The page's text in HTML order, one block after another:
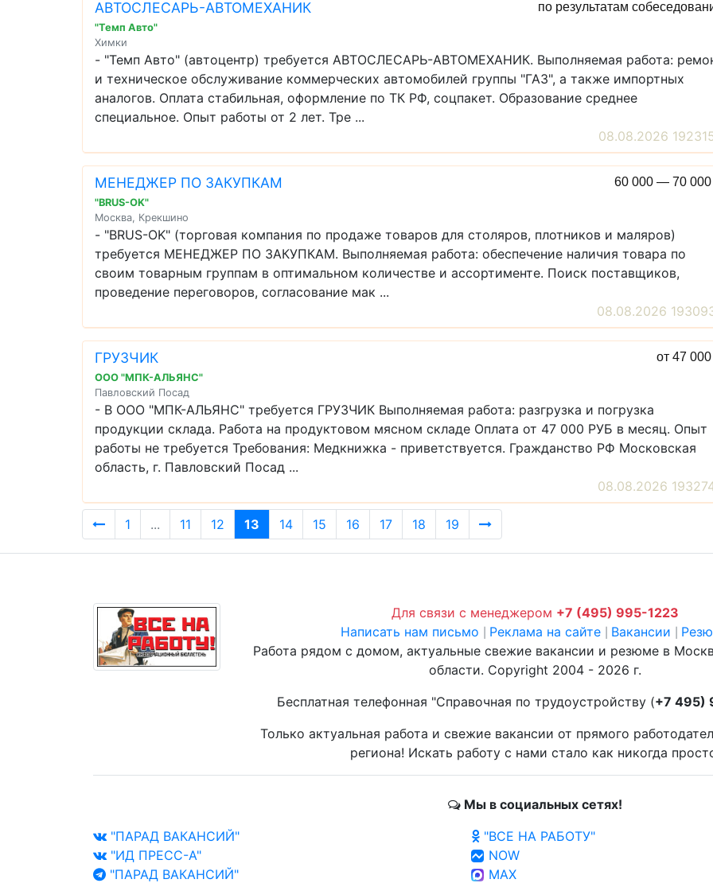
АВТОСЛЕСАРЬ-АВТОМЕХАНИК по результатам
"Темп Авто"
Химки
- "Темп Авто" (автоцентр) требуется АВТОСЛЕСАРЬ-АВТОМЕХАНИК. Выполняемая работа:
и техническое обслуживание коммерческих автомобилей группы "ГАЗ", а также импортных
аналогов. Оплата стабильная, оформление по ТК РФ, соцпакет. Образование среднее
специальное. Опыт работы от 2 лет. Тре ...
08.08.2026
МЕНЕДЖЕР ПО ЗАКУПКАМ 60 000 — 70 000
"BRUS-OK"
Москва, Крекшино
- "BRUS-OK" (торговая компания по продаже товаров для столяров, плотников и маляров)
требуется МЕНЕДЖЕР ПО ЗАКУПКАМ. Выполняемая работа: обеспечение наличия товара по
своим товарным группам в оптимальном количестве и ассортименте. Поиск поставщиков,
проведение переговоров, согласование мак ...
08.08.2026
ГРУЗЧИК от 47 000
ООО "МПК-АЛЬЯНС"
Павловский Посад
- В ООО "МПК-АЛЬЯНС" требуется ГРУЗЧИК Выполняемая работа: разгрузка и погрузка
продукции склада. Работа на продуктовом мясном складе Оплата от 47 000 РУБ в месяц. Опыт
работы не требуется Требования: Медкнижка - приветствуется. Гражданство РФ Московская
область, г. Павловский Посад ...
08.08.2026
1 ... 11 12 13 14 15 16 17 18 19
Для связи с менеджером +7 (495) 995-1223
Написать нам письмо
Реклама на сайте Вакансии
Работа рядом с домом, актуальные свежие вакансии и резюме в
области. Copyright 2004 - 2026 г.
Бесплатная телефонная "Справочная по трудоустройству (+7 495)
Только актуальная работа и свежие вакансии от прямого
региона! Искать работу с нами стало как никогда
Мы в социальных сетях!
"ПАРАД ВАКАНСИЙ"
"ИД ПРЕСС-А"
"ПАРАД ВАКАНСИЙ"
"ВСЕ НА РАБОТУ"
NOW
MAX